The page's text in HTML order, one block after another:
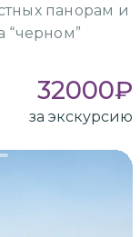
панорам и
“черном”
32000₽
за экскурсию